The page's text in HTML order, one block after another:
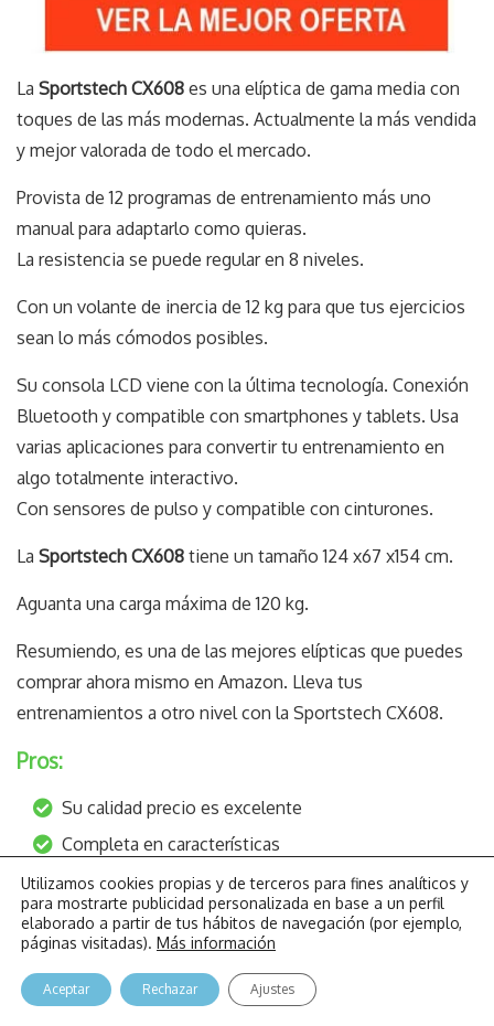
La Sportstech CX608 es una elíptica de gama media con
toques de las más modernas. Actualmente la más vendida
y mejor valorada de todo el mercado.
Provista de 12 programas de entrenamiento más uno
manual para adaptarlo como quieras.
La resistencia se puede regular en 8 niveles.
Con un volante de inercia de 12 kg para que tus ejercicios
sean lo más cómodos posibles.
Su consola LCD viene con la última tecnología. Conexión
Bluetooth y compatible con smartphones y tablets. Usa
varias aplicaciones para convertir tu entrenamiento en
algo totalmente interactivo.
Con sensores de pulso y compatible con cinturones.
La Sportstech CX608 tiene un tamaño 124 x67 x154 cm.
Aguanta una carga máxima de 120 kg.
Resumiendo, es una de las mejores elípticas que puedes
comprar ahora mismo en Amazon. Lleva tus
entrenamientos a otro nivel con la Sportstech CX608.
Pros:
Su calidad precio es excelente
Completa en características
Emite muy poco ruido
El mantenimiento es prácticamente nulo
Económico precio
Contras:
Utilizamos cookies propias y de terceros para fines analíticos y
para mostrarte publicidad personalizada en base a un perfil
elaborado a partir de tus hábitos de navegación (por ejemplo,
páginas visitadas). Más información
Aceptar Rechazar Ajustes